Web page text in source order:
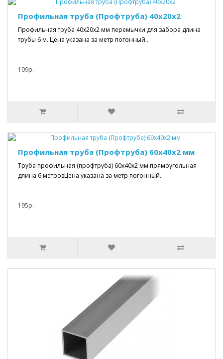
Профильная труба (Профтруба) 40х20х2
Профильная труба 40х20х2 мм перемычки для забора длина
трубы 6 м. Цена указана за метр погонный..
109р.
Профильная труба (Профтруба) 60x40x2 мм
Труба профильная (профтруба) 60x40x2 мм прямоугольная
длина 6 метровЦена указана за метр погонный..
195р.